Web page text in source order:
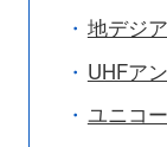
地デジ
UHFア
ユニコ